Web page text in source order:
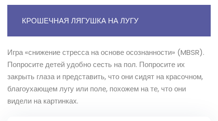
КРОШЕЧНАЯ ЛЯГУШКА НА ЛУГУ
Игра «снижение стресса на основе осознанности» (MBSR).
Попросите детей удобно сесть на пол. Попросите их
закрыть глаза и представить, что они сидят на красочном,
благоухающем лугу или поле, похожем на те, что они
видели на картинках.